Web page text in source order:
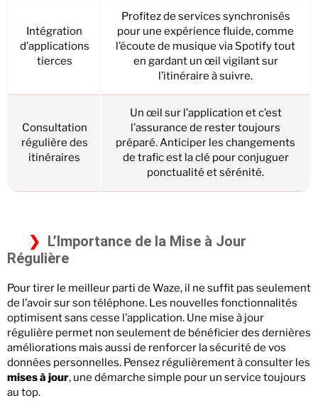
Intégration
d’applications
tierces
Profitez de services synchronisés
pour une expérience fluide, comme
l’écoute de musique via Spotify tout
en gardant un œil vigilant sur
l’itinéraire à suivre.
Consultation
régulière des
itinéraires
Un œil sur l’application et c’est
l’assurance de rester toujours
préparé. Anticiper les changements
de trafic est la clé pour conjuguer
ponctualité et sérénité.
L’Importance de la Mise à Jour
Régulière
Pour tirer le meilleur parti de Waze, il ne suffit pas seulement
de l’avoir sur son téléphone. Les nouvelles fonctionnalités
optimisent sans cesse l’application. Une mise à jour
régulière permet non seulement de bénéficier des dernières
améliorations mais aussi de renforcer la sécurité de vos
données personnelles. Pensez régulièrement à consulter les
mises à jour, une démarche simple pour un service toujours
au top.